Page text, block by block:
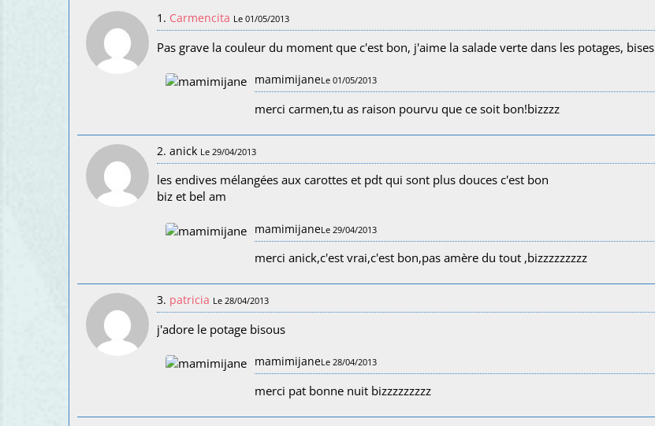
1. Carmencita Le 01/05/2013
Pas grave la couleur du moment que c'est bon, j'aime la salade verte dans les potages, bises
mamimijaneLe 01/05/2013
merci carmen,tu as raison pourvu que ce soit bon!bizzzz
2. anick Le 29/04/2013
les endives mélangées aux carottes et pdt qui sont plus douces c'est bon
biz et bel am
mamimijaneLe 29/04/2013
merci anick,c'est vrai,c'est bon,pas amère du tout ,bizzzzzzzzz
3. patricia Le 28/04/2013
j'adore le potage bisous
mamimijaneLe 28/04/2013
merci pat bonne nuit bizzzzzzzzz